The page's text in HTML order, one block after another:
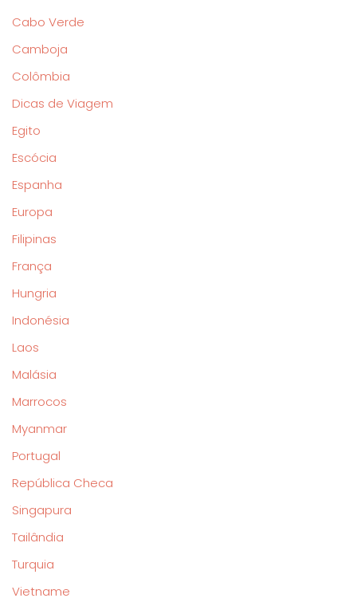
Cabo Verde
Camboja
Colômbia
Dicas de Viagem
Egito
Escócia
Espanha
Europa
Filipinas
França
Hungria
Indonésia
Laos
Malásia
Marrocos
Myanmar
Portugal
República Checa
Singapura
Tailândia
Turquia
Vietname